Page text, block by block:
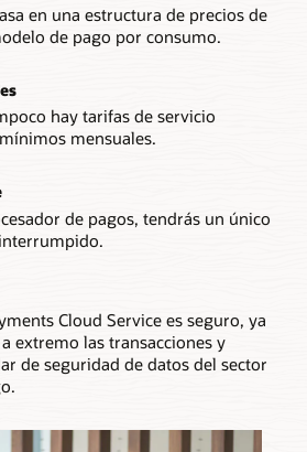
en una estructura de precios de
de pago por consumo.
hay tarifas de servicio
mensuales.
de pagos, tendrás un único
Cloud Service es seguro, ya
extremo las transacciones y
de seguridad de datos del sector